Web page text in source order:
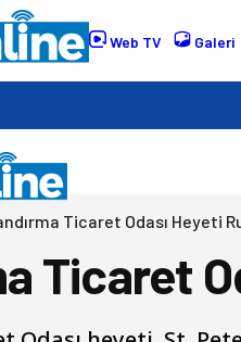
Web TV Galeri
Ticaret Odası Heyeti
Ticaret